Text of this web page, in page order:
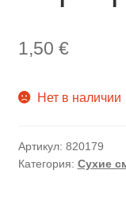
1,50 €
Нет в наличии
Артикул: 820179
Категория: Сухие